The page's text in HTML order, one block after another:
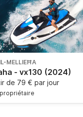
IL-MELLIEĦA
- vx130 (2024)
de 79 € par jour